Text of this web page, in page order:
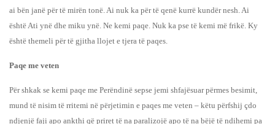
ai bën janë për të mirën tonë. Ai nuk ka për të qenë kurrë kundër nesh. Ai
është Ati ynë dhe miku ynë. Ne kemi paqe. Nuk ka pse të kemi më frikë. Ky
është themeli për të gjitha llojet e tjera të paqes.
Paqe me veten
Për shkak se kemi paqe me Perëndinë sepse jemi shfajësuar përmes besimit,
mund të nisim të rritemi në përjetimin e paqes me veten – këtu përfshij çdo
ndjenjë faji apo ankthi që priret të na paralizojë apo të na bëjë të ndihemi pa